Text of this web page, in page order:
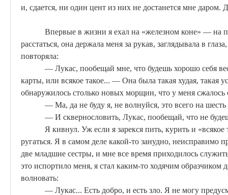
и, сдается, ни один цент из них не достанется мне даром.
Впервые в жизни я ехал на «железном коне» — на
расстаться, она держала меня за рукав, заглядывала в
повторяла:
—Лукас, пообещай мне, что будешь хорошо себя
карты, или всякое такое... — Она была такая худая, такая
обнаружилось столько новых морщин, что у меня сжалось
—Ма, да не буду я, не волнуйся, это всего на
— И сквернословить,Лукас, пообещай, что не
Я кивнул. Уж если я зарекся пить, курить и
ругаться. Я в самом деле какой-то занудно, неисправимо
две младшие сестры, и мне все время приходилось
это испортило меня, я стал каким-то ходячим образчиком
волновать:
—Лукас... Есть добро, и есть зло. Я не могу